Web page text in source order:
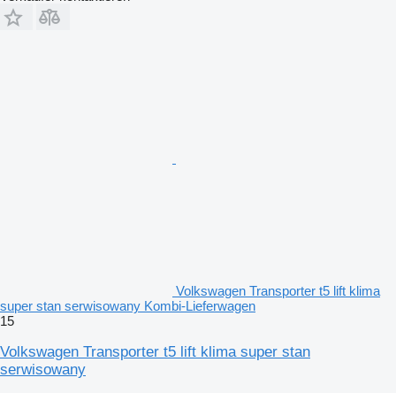
Volkswagen Transporter t5 lift klima
super stan serwisowany Kombi-Lieferwagen
15
Volkswagen Transporter t5 lift klima super stan
serwisowany